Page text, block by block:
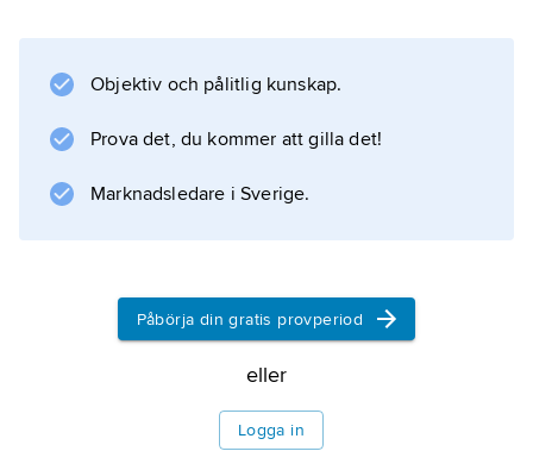
Objektiv och pålitlig kunskap.
Prova det, du kommer att gilla det!
Marknadsledare i Sverige.
Påbörja din gratis provperiod
eller
Logga in